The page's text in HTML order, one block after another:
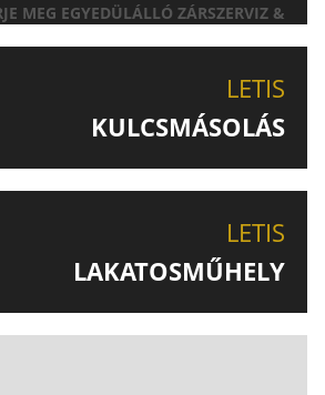
MEG EGYEDÜLÁLLÓ ZÁRSZERVIZ &
LETIS
KULCSMÁSOLÁS
LETIS
LAKATOSMŰHELY